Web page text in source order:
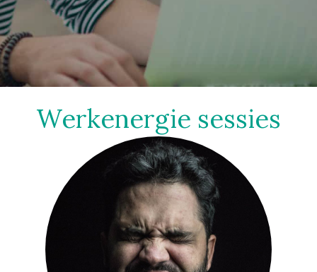
Werkenergie sessies